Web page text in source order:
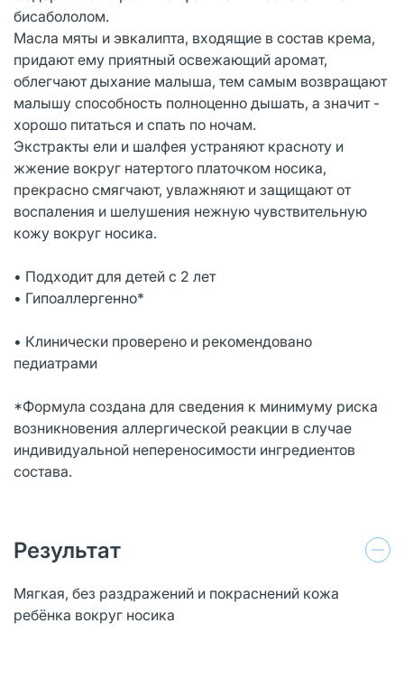
бисабололом.
Масла мяты и эвкалипта, входящие в состав крема,
придают ему приятный освежающий аромат,
облегчают дыхание малыша, тем самым возвращают
малышу способность полноценно дышать, а значит -
хорошо питаться и спать по ночам.
Экстракты ели и шалфея устраняют красноту и
жжение вокруг натертого платочком носика,
прекрасно смягчают, увлажняют и защищают от
воспаления и шелушения нежную чувствительную
кожу вокруг носика.
• Подходит для детей с 2 лет
• Гипоаллергенно*
• Клинически проверено и рекомендовано
педиатрами
*Формула создана для сведения к минимуму риска
возникновения аллергической реакции в случае
индивидуальной непереносимости ингредиентов
состава.
Результат
Мягкая, без раздражений и покраснений кожа
ребёнка вокруг носика